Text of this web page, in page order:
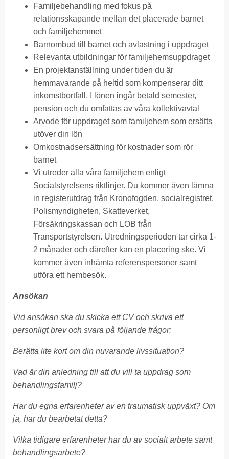
Familjebehandling med fokus på
relationsskapande mellan det placerade barnet
och familjehemmet
Barnombud till barnet och avlastning i uppdraget
Relevanta utbildningar för familjehemsuppdraget
En projektanställning under tiden du är
hemmavarande på heltid som kompenserar ditt
inkomstbortfall. I lönen ingår betald semester,
pension och du omfattas av våra kollektivavtal
Arvode för uppdraget som familjehem som ersätts
utöver din lön
Omkostnadsersättning för kostnader som rör
barnet
Vi utreder alla våra familjehem enligt
Socialstyrelsens riktlinjer. Du kommer även lämna
in registerutdrag från Kronofogden, socialregistret,
Polismyndigheten, Skatteverket,
Försäkringskassan och LOB från
Transportstyrelsen. Utredningsperioden tar cirka 1-
2 månader och därefter kan en placering ske. Vi
kommer även inhämta referenspersoner samt
utföra ett hembesök.
Ansökan
Vid ansökan ska du skicka ett CV och skriva ett
personligt brev och svara på följande frågor:
Berätta lite kort om din nuvarande livssituation?
Vad är din anledning till att du vill ta uppdrag som
behandlingsfamilj?
Har du egna erfarenheter av en traumatisk uppväxt? Om
ja, har du bearbetat detta?
Vilka tidigare erfarenheter har du av socialt arbete samt
behandlingsarbete?